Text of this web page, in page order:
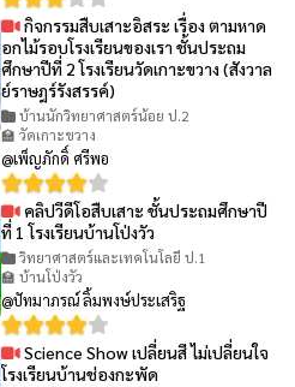
กิจกรรมสืบเสาะอิสระ เรื่อง ตามหาด
อกไม้รอบโรงเรียนของเรา ชั้นประถม
ศึกษาปีที่ 2 โรงเรียนวัดเกาะขวาง (สังวาล
ย์ราษฎร์รังสรรค์)
บ้านนักวิทยาศาสตร์น้อย ป.2
🏫 วัดเกาะขวาง
@เพ็ญภักดิ์ ศรีพอ
คลิปวีดีโอสืบเสาะ ชั้นประถมศึกษาปี
ที่ 1 โรงเรียนบ้านโป่งวัว
วิทยาศาสตร์และเทคโนโลยี ป.1
🏫 บ้านโป่งวัว
@ปัทมาภรณ์ ลิ้มพงษ์ประเสริฐ
Science Show เปลี่ยนสี ไม่เปลี่ยนใจ
โรงเรียนบ้านช่องกะพัด